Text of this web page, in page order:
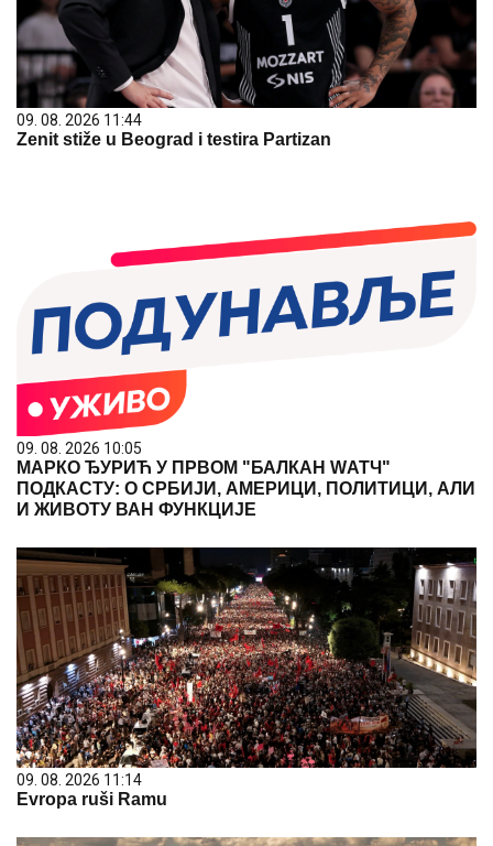
09. 08. 2026 11:44
Zenit stiže u Beograd i testira Partizan
09. 08. 2026 10:05
МАРКО ЂУРИЋ У ПРВОМ "БАЛКАН WАТЧ"
ПОДКАСТУ: О СРБИЈИ, АМЕРИЦИ, ПОЛИТИЦИ, АЛИ
И ЖИВОТУ ВАН ФУНКЦИЈЕ
09. 08. 2026 11:14
Evropa ruši Ramu